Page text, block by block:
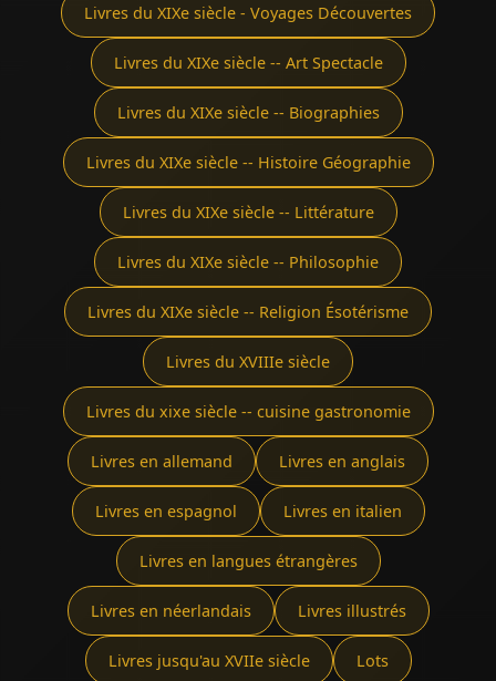
Livres du XIXe siècle - Voyages Découvertes
Livres du XIXe siècle -- Art Spectacle
Livres du XIXe siècle -- Biographies
Livres du XIXe siècle -- Histoire Géographie
Livres du XIXe siècle -- Littérature
Livres du XIXe siècle -- Philosophie
Livres du XIXe siècle -- Religion Ésotérisme
Livres du XVIIIe siècle
Livres du xixe siècle -- cuisine gastronomie
Livres en allemand Livres en anglais
Livres en espagnol Livres en italien
Livres en langues étrangères
Livres en néerlandais Livres illustrés
Livres jusqu'au XVIIe siècle Lots